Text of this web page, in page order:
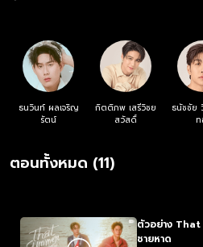
เขาคนนั้นเป็นถึงเจ้าชาย!"
ธนวินท์ ผลเจริญ
รัตน์
กิตติภพ เสรีวิชย
สวัสดิ์
ธนัชชัย
ท
ตอนทั้งหมด (11)
ตัวอย่าง That
ชายหาด